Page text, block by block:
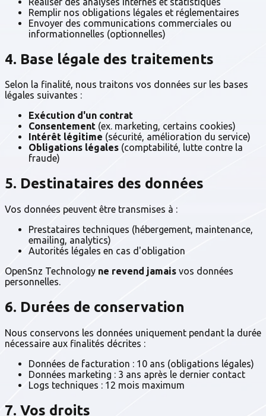
Remplir nos obligations légales et réglementaires
Envoyer des communications commerciales ou
informationnelles (optionnelles)
4. Base légale des traitements
Selon la finalité, nous traitons vos données sur les bases
légales suivantes :
Exécution d'un contrat
Consentement (ex. marketing, certains cookies)
Intérêt légitime (sécurité, amélioration du service)
Obligations légales (comptabilité, lutte contre la
fraude)
5. Destinataires des données
Vos données peuvent être transmises à :
Prestataires techniques (hébergement, maintenance,
emailing, analytics)
Autorités légales en cas d'obligation
OpenSnz Technology ne revend jamais vos données
personnelles.
6. Durées de conservation
Nous conservons les données uniquement pendant la durée
nécessaire aux finalités décrites :
Données de facturation : 10 ans (obligations légales)
Données marketing : 3 ans après le dernier contact
Logs techniques : 12 mois maximum
7. Vos droits